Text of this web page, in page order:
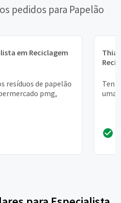
pedidos para Papelão
em Reciclagem
resíduos de papelão
pmg,
uma